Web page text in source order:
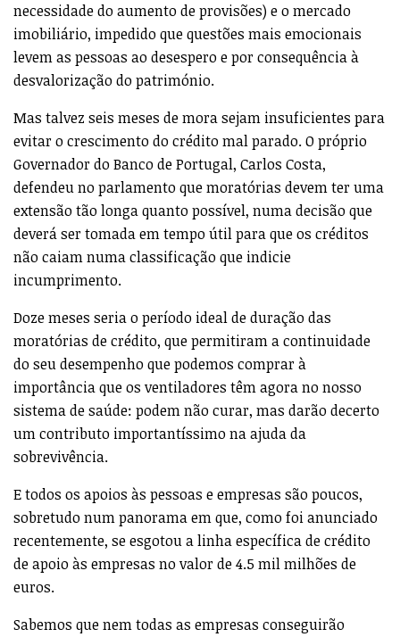
necessidade do aumento de provisões) e o mercado
imobiliário, impedido que questões mais emocionais
levem as pessoas ao desespero e por consequência à
desvalorização do património.
Mas talvez seis meses de mora sejam insuficientes para
evitar o crescimento do crédito mal parado. O próprio
Governador do Banco de Portugal, Carlos Costa,
defendeu no parlamento que moratórias devem ter uma
extensão tão longa quanto possível, numa decisão que
deverá ser tomada em tempo útil para que os créditos
não caiam numa classificação que indicie
incumprimento.
Doze meses seria o período ideal de duração das
moratórias de crédito, que permitiram a continuidade
do seu desempenho que podemos comprar à
importância que os ventiladores têm agora no nosso
sistema de saúde: podem não curar, mas darão decerto
um contributo importantíssimo na ajuda da
sobrevivência.
E todos os apoios às pessoas e empresas são poucos,
sobretudo num panorama em que, como foi anunciado
recentemente, se esgotou a linha específica de crédito
de apoio às empresas no valor de 4.5 mil milhões de
euros.
Sabemos que nem todas as empresas conseguirão